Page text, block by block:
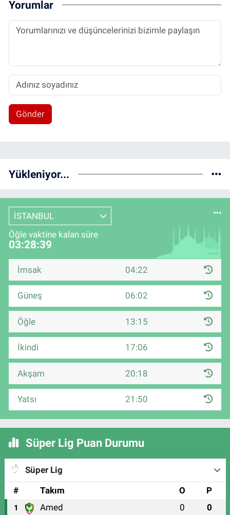
Yorumlar
Gönder
Yükleniyor...
İSTANBUL
Öğle vaktine kalan süre
03:28:38
İmsak 04:22
Güneş 06:02
Öğle 13:15
İkindi 17:06
Akşam 20:18
Yatsı 21:50
Süper Lig Puan Durumu
Süper Lig
#
Takım O P
1 Amed 0 0